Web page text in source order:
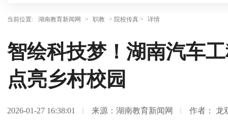
当前位置: 湖南教育新闻网 > 职教 > 院校传真 > 详情
智绘科技梦！湖南汽车
点亮乡村校园
2026-01-27 16:38:01 来源：​湖南教育新闻网 作者： 龙